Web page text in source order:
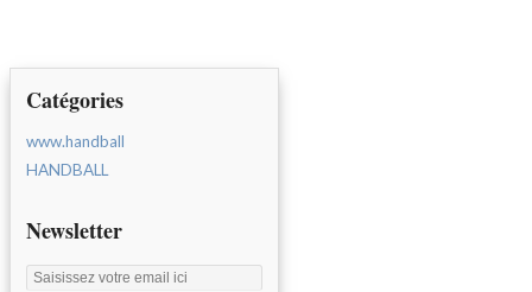
Catégories
www.handball
HANDBALL
Newsletter